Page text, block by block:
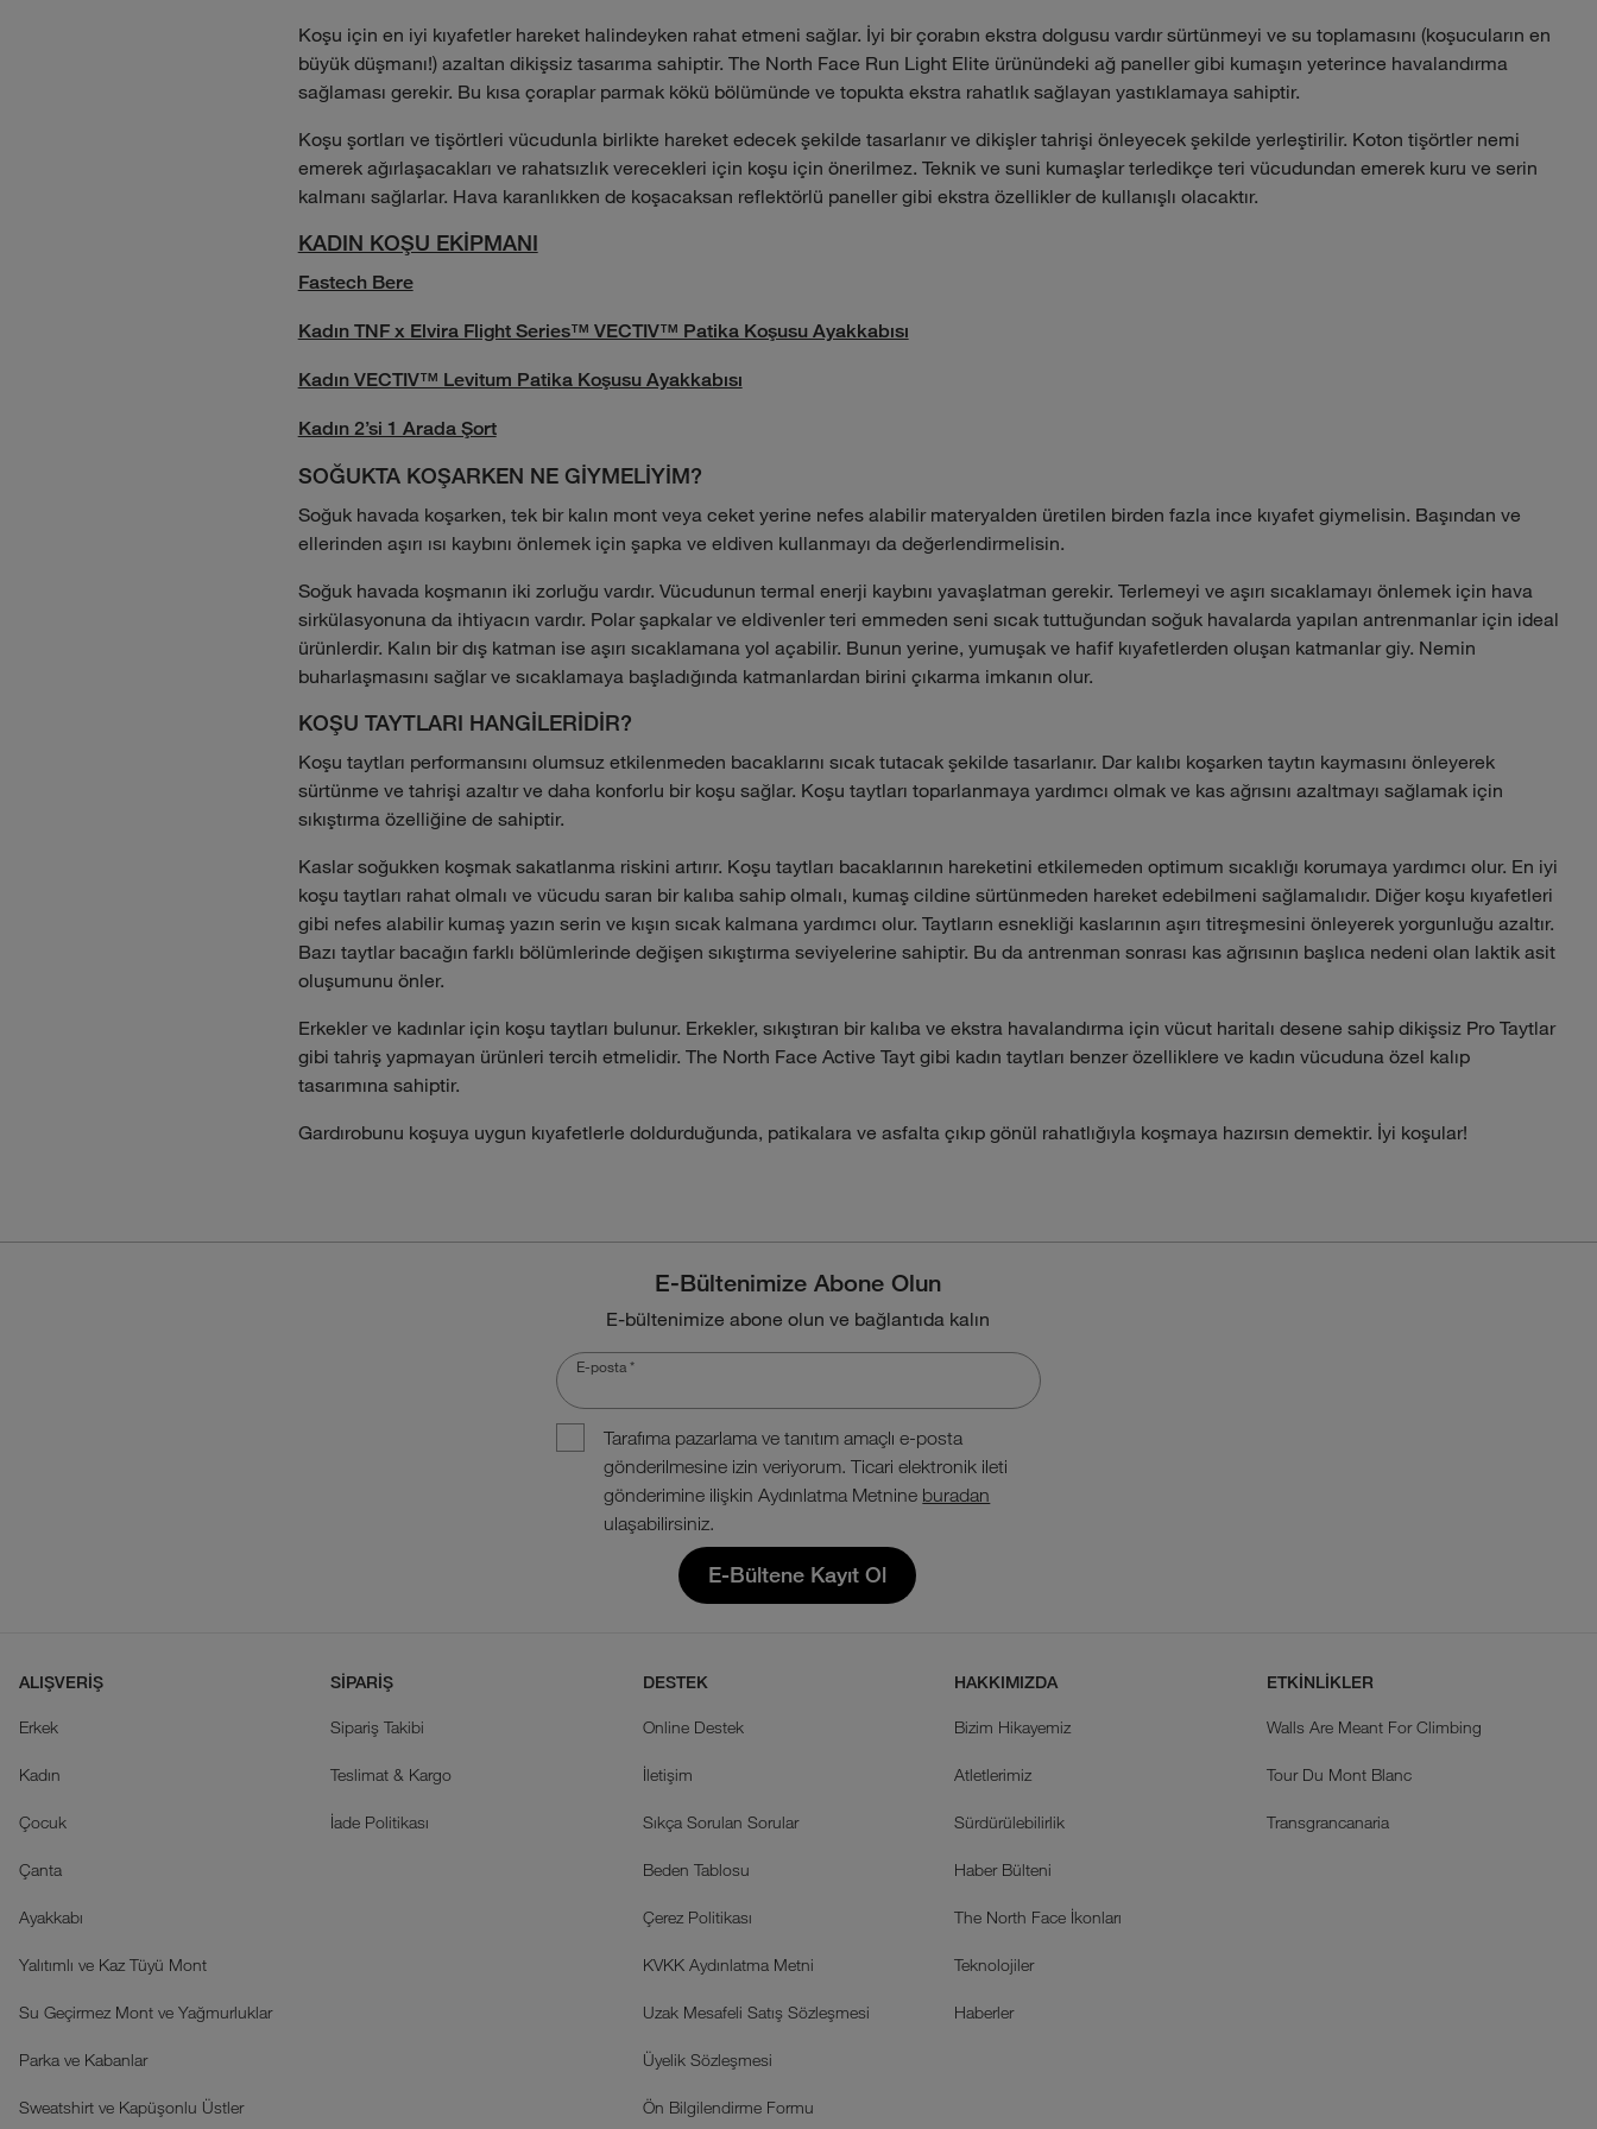
Koşu için en iyi kıyafetler hareket halindeyken rahat etmeni sağlar. İyi bir çorabın ekstra dolgusu vardır sürtünmeyi ve su toplamasını (koşucuların en
büyük düşmanı!) azaltan dikişsiz tasarıma sahiptir. The North Face Run Light Elite ürünündeki ağ paneller gibi kumaşın yeterince havalandırma
sağlaması gerekir. Bu kısa çoraplar parmak kökü bölümünde ve topukta ekstra rahatlık sağlayan yastıklamaya sahiptir.
Koşu şortları ve tişörtleri vücudunla birlikte hareket edecek şekilde tasarlanır ve dikişler tahrişi önleyecek şekilde yerleştirilir. Koton tişörtler nemi
emerek ağırlaşacakları ve rahatsızlık verecekleri için koşu için önerilmez. Teknik ve suni kumaşlar terledikçe teri vücudundan emerek kuru ve serin
kalmanı sağlarlar. Hava karanlıkken de koşacaksan reflektörlü paneller gibi ekstra özellikler de kullanışlı olacaktır.
KADIN KOŞU EKİPMANI
Fastech Bere
Kadın TNF x Elvira Flight Series™ VECTIV™ Patika Koşusu Ayakkabısı
Kadın VECTIV™ Levitum Patika Koşusu Ayakkabısı
Kadın 2’si 1 Arada Şort
SOĞUKTA KOŞARKEN NE GİYMELİYİM?
Soğuk havada koşarken, tek bir kalın mont veya ceket yerine nefes alabilir materyalden üretilen birden fazla ince kıyafet giymelisin. Başından ve
ellerinden aşırı ısı kaybını önlemek için şapka ve eldiven kullanmayı da değerlendirmelisin.
Soğuk havada koşmanın iki zorluğu vardır. Vücudunun termal enerji kaybını yavaşlatman gerekir. Terlemeyi ve aşırı sıcaklamayı önlemek için hava
sirkülasyonuna da ihtiyacın vardır. Polar şapkalar ve eldivenler teri emmeden seni sıcak tuttuğundan soğuk havalarda yapılan antrenmanlar için ideal
ürünlerdir. Kalın bir dış katman ise aşırı sıcaklamana yol açabilir. Bunun yerine, yumuşak ve hafif kıyafetlerden oluşan katmanlar giy. Nemin
buharlaşmasını sağlar ve sıcaklamaya başladığında katmanlardan birini çıkarma imkanın olur.
KOŞU TAYTLARI HANGİLERİDİR?
Koşu taytları performansını olumsuz etkilenmeden bacaklarını sıcak tutacak şekilde tasarlanır. Dar kalıbı koşarken taytın kaymasını önleyerek
sürtünme ve tahrişi azaltır ve daha konforlu bir koşu sağlar. Koşu taytları toparlanmaya yardımcı olmak ve kas ağrısını azaltmayı sağlamak için
sıkıştırma özelliğine de sahiptir.
Kaslar soğukken koşmak sakatlanma riskini artırır. Koşu taytları bacaklarının hareketini etkilemeden optimum sıcaklığı korumaya yardımcı olur. En iyi
koşu taytları rahat olmalı ve vücudu saran bir kalıba sahip olmalı, kumaş cildine sürtünmeden hareket edebilmeni sağlamalıdır. Diğer koşu kıyafetleri
gibi nefes alabilir kumaş yazın serin ve kışın sıcak kalmana yardımcı olur. Taytların esnekliği kaslarının aşırı titreşmesini önleyerek yorgunluğu azaltır.
Bazı taytlar bacağın farklı bölümlerinde değişen sıkıştırma seviyelerine sahiptir. Bu da antrenman sonrası kas ağrısının başlıca nedeni olan laktik asit
oluşumunu önler.
Erkekler ve kadınlar için koşu taytları bulunur. Erkekler, sıkıştıran bir kalıba ve ekstra havalandırma için vücut haritalı desene sahip dikişsiz Pro Taytlar
gibi tahriş yapmayan ürünleri tercih etmelidir. The North Face Active Tayt gibi kadın taytları benzer özelliklere ve kadın vücuduna özel kalıp
tasarımına sahiptir.
Gardırobunu koşuya uygun kıyafetlerle doldurduğunda, patikalara ve asfalta çıkıp gönül rahatlığıyla koşmaya hazırsın demektir. İyi koşular!
E-Bültenimize Abone Olun
E-bültenimize abone olun ve bağlantıda kalın
E-posta *
Tarafıma pazarlama ve tanıtım amaçlı e-posta
gönderilmesine izin veriyorum. Ticari elektronik ileti
gönderimine ilişkin Aydınlatma Metnine buradan
ulaşabilirsiniz.
E-Bültene Kayıt Ol
ALIŞVERİŞ
Erkek
Kadın
Çocuk
Çanta
Ayakkabı
Yalıtımlı ve Kaz Tüyü Mont
Su Geçirmez Mont ve Yağmurluklar
Parka ve Kabanlar
Sweatshirt ve Kapüşonlu Üstler
SİPARİŞ
Sipariş Takibi
Teslimat & Kargo
İade Politikası
DESTEK
Online Destek
İletişim
Sıkça Sorulan Sorular
Beden Tablosu
Çerez Politikası
KVKK Aydınlatma Metni
Uzak Mesafeli Satış Sözleşmesi
Üyelik Sözleşmesi
Ön Bilgilendirme Formu
HAKKIMIZDA
Bizim Hikayemiz
Atletlerimiz
Sürdürülebilirlik
Haber Bülteni
The North Face İkonları
Teknolojiler
Haberler
ETKİNLİKLER
Walls Are Meant For Climbing
Tour Du Mont Blanc
Transgrancanaria